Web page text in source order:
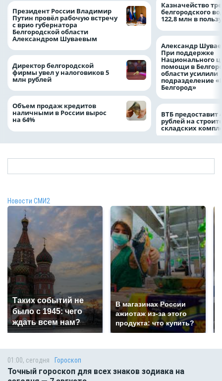
Президент России Владимир
Путин провёл рабочую встречу
с врио губернатора
Белгородской области
Александром Шуваевым
Директор белгородской
фирмы увел у налоговиков 5
млн рублей
Объем продаж кредитов
наличными в России вырос
на 64%
Казначейство
белгородского
122,8 млн в
Александр
При поддержке
Национального
помощи в
области усилили
подразделение
Белгород»
ВТБ предоставит
рублей на
складских
Новости СМИ2
Таких событий не
было с 1945: чего
ждать всем нам?
В магазинах России
ажиотаж из-за этого
продукта: что купить?
01:00, сегодня Гороскоп
Точный гороскоп для всех знаков зодиака на